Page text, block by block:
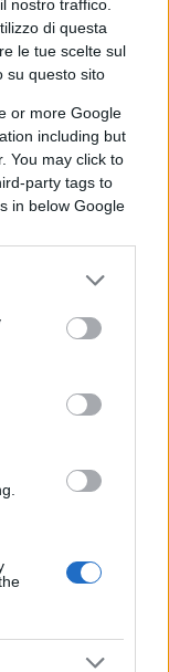
nostro traffico.
di questa
le tue scelte sul
su questo sito
or more Google
including but
You may click to
party tags to
in below Google
che mette
il
ai suoi
Rada
Dettmer di
di potere,
sia un
di
nei
di